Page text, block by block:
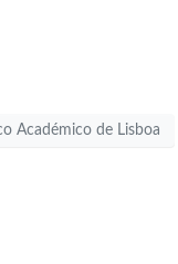
Académico de Lisboa